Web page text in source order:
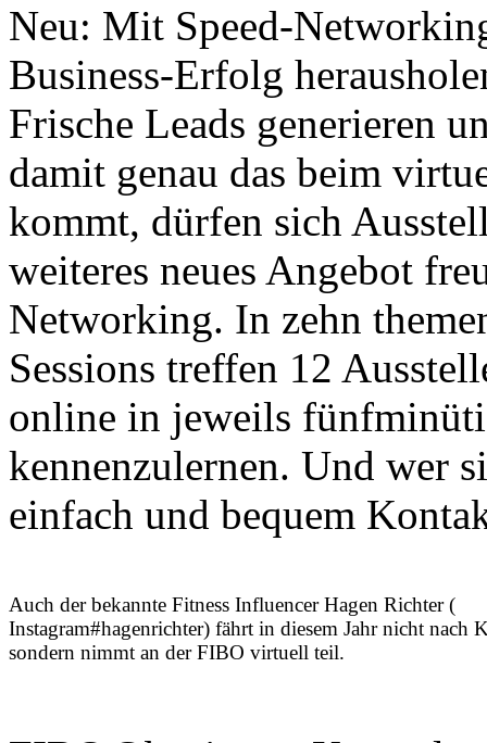
Neu: Mit Speed-
Business-Erfolg
Frische Leads generieren
damit genau das beim
kommt, dürfen sich
weiteres neues Angebot
Networking. In zehn
Sessions treffen 12
online in jeweils
kennenzulernen. Und wer
einfach und bequem
Auch der bekannte Fitness Influencer Hagen Richter (
Instagram#hagenrichter) fährt in diesem Jahr nicht nach
sondern nimmt an der FIBO virtuell teil.